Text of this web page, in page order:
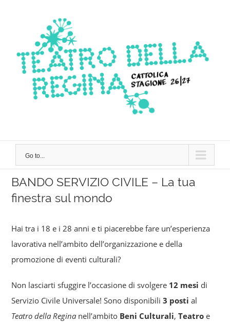
Go to...
BANDO SERVIZIO CIVILE – La tua
finestra sul mondo
Hai tra i 18 e i 28 anni e ti piacerebbe fare un’esperienza
lavorativa nell’ambito dell’organizzazione e della
promozione di eventi culturali?
Non lasciarti sfuggire l’occasione di svolgere 12 mesi di
Servizio Civile Universale! Sono disponibili3 posti al
Teatro della Regina nell’ambito Beni Culturali,Teatro e